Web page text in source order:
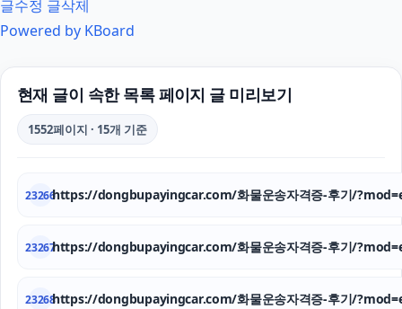
글수정 글삭제
Powered by KBoard
현재 글이 속한 목록 페이지 글 미리보기
1552페이지 · 15개 기준
23266https://dongbupayingcar.com/화물운송자격증-후기/
23267https://dongbupayingcar.com/화물운송자격증-후기/
23268https://dongbupayingcar.com/화물운송자격증-후기/